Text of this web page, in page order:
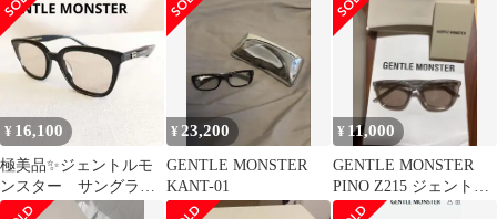
148
¥ 16,100
極美品✨ジェントルモ
ンスター サングラ
ス PINO Col.01 ブ
¥23,200
GENTLE MONSTER
KANT-01
¥ 11,000
GENTLE MONSTER
PINO Z215 ジェントル
モンスター ピノ